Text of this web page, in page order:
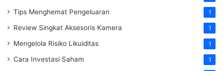
Tips Menghemat Pengeluaran 1
Review Singkat Aksesoris Kamera 1
Mengelola Risiko Likuiditas 1
Cara Investasi Saham 1